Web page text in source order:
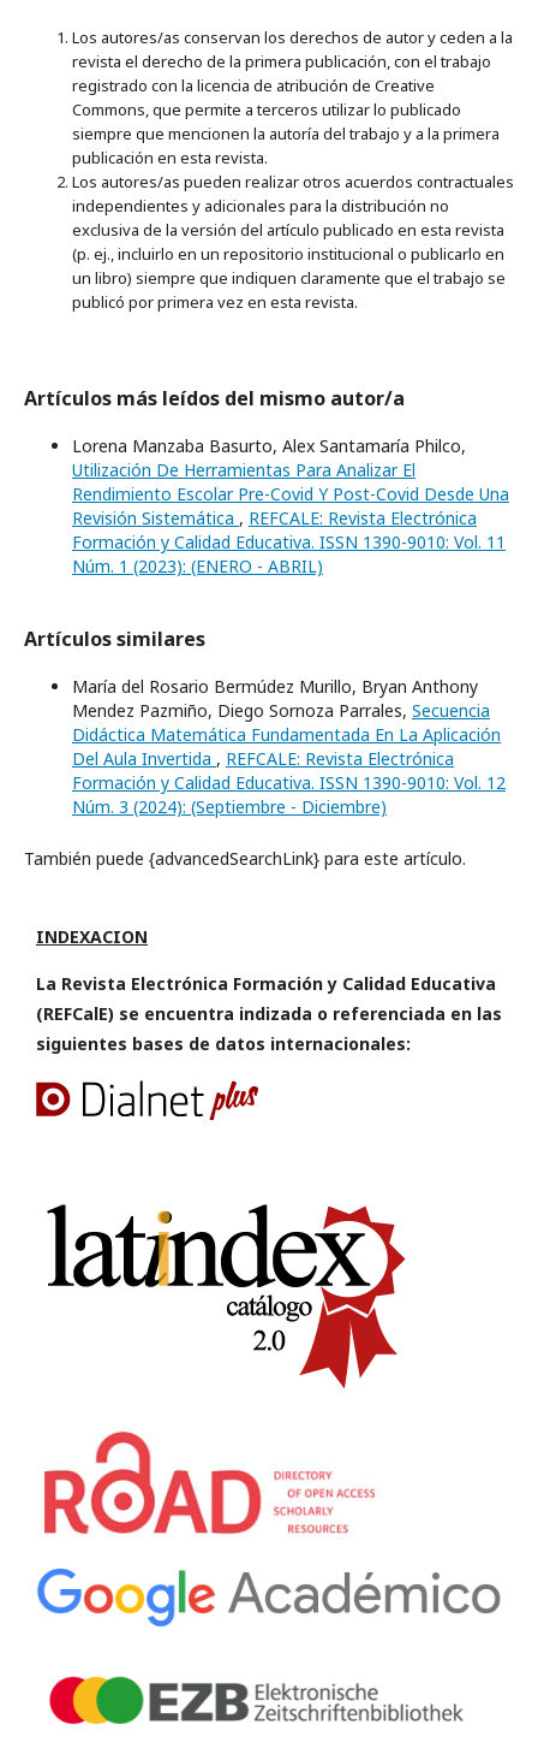
Los autores/as conservan los derechos de autor y ceden a la
revista el derecho de la primera publicación, con el trabajo
registrado con la licencia de atribución de Creative
Commons, que permite a terceros utilizar lo publicado
siempre que mencionen la autoría del trabajo y a la primera
publicación en esta revista.
Los autores/as pueden realizar otros acuerdos contractuales
independientes y adicionales para la distribución no
exclusiva de la versión del artículo publicado en esta revista
(p. ej., incluirlo en un repositorio institucional o publicarlo en
un libro) siempre que indiquen claramente que el trabajo se
publicó por primera vez en esta revista.
Artículos más leídos del mismo autor/a
Lorena Manzaba Basurto, Alex Santamaría Philco,
Utilización De Herramientas Para Analizar El
Rendimiento Escolar Pre-Covid Y Post-Covid Desde Una
Revisión Sistemática , REFCALE: Revista Electrónica
Formación y Calidad Educativa. ISSN 1390-9010: Vol. 11
Núm. 1 (2023): (ENERO - ABRIL)
Artículos similares
María del Rosario Bermúdez Murillo, Bryan Anthony
Mendez Pazmiño, Diego Sornoza Parrales, Secuencia
Didáctica Matemática Fundamentada En La Aplicación
Del Aula Invertida , REFCALE: Revista Electrónica
Formación y Calidad Educativa. ISSN 1390-9010: Vol. 12
Núm. 3 (2024): (Septiembre - Diciembre)
También puede {advancedSearchLink} para este artículo.
INDEXACION
La Revista Electrónica Formación y Calidad Educativa
(REFCalE) se encuentra indizada o referenciada en las
siguientes bases de datos internacionales: